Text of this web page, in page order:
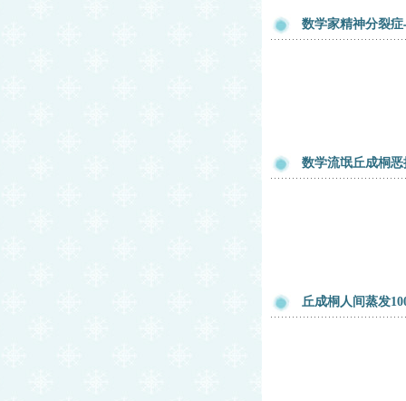
数学家精神分裂
数学流氓丘成桐
丘成桐人间蒸发